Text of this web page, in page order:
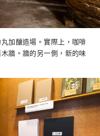
加釀造場。實際上，咖啡
牆。牆的另一側，新的味